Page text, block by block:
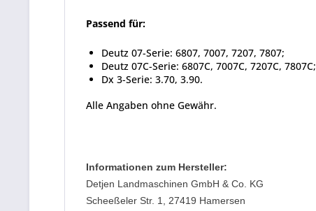
Passend für:
Deutz 07-Serie: 6807, 7007, 7207, 7807;
Deutz 07C-Serie: 6807C, 7007C, 7207C, 7807C;
Dx 3-Serie: 3.70, 3.90.
Alle Angaben ohne Gewähr.
Informationen zum Hersteller:
Detjen Landmaschinen GmbH & Co. KG
Scheeßeler Str. 1, 27419 Hamersen